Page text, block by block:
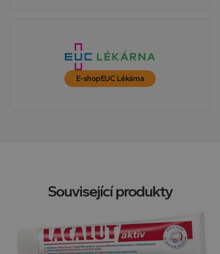
E-shopEUC Lékárna
Související produkty